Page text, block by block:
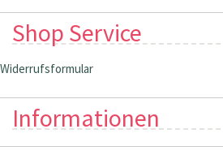
Shop Service
Widerrufsformular
Informationen